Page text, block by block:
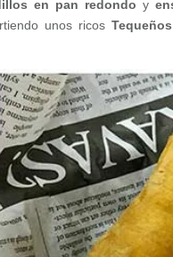
en pan redondo y
unos ricos